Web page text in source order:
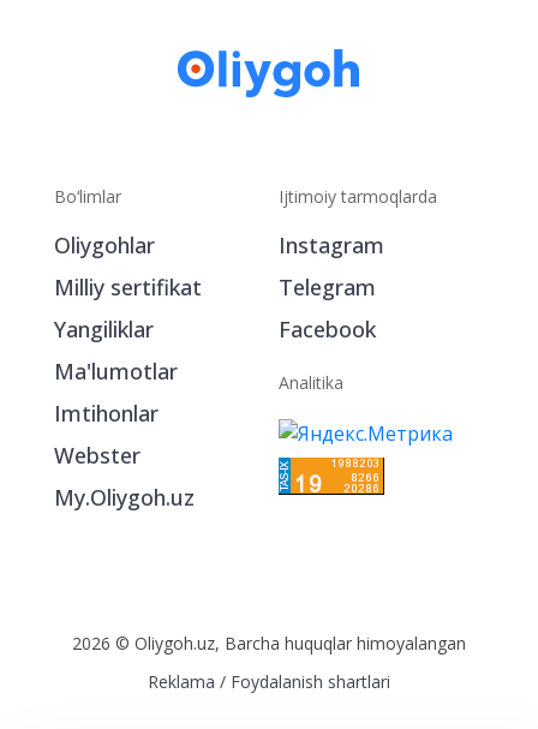
Bo‘limlar
Oliygohlar
Milliy sertifikat
Yangiliklar
Ma'lumotlar
Imtihonlar
Webster
My.Oliygoh.uz
Ijtimoiy tarmoqlarda
Instagram
Telegram
Facebook
Analitika
2026 © Oliygoh.uz, Barcha huquqlar himoyalangan
Reklama / Foydalanish shartlari